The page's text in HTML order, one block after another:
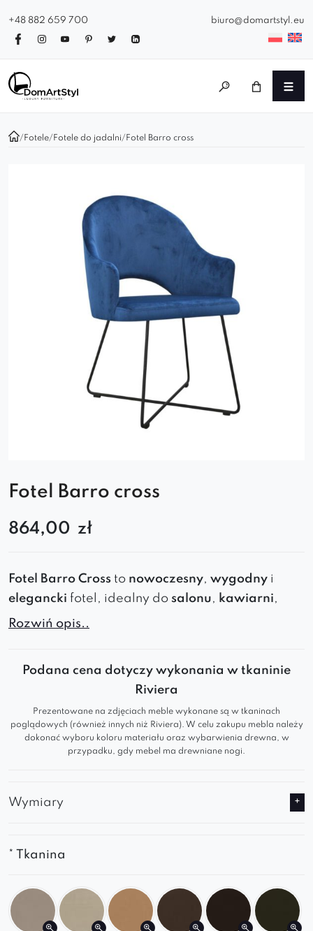
+48 882 659 700 biuro@domartstyl.eu
/ Fotele/ Fotele do jadalni/ Fotel Barro cross
Fotel Barro cross
864,00 zł
Fotel Barro Cross to nowoczesny, wygodny i
elegancki fotel , idealny do salonu, kawiarni,
jadalni
i biura
Jest idealnym wyborem dla osób, które cenią
swoim otoczeniu.
Model z subtelnym wycięciem w oparciu
został zaprojektowany z myślą o zachowaniu
dodatkową przestrzeń dla określonych
wyprofilowane tak, aby
użytkownika.
Dzięki
piance wysokoelastycznej
mebel
zapewnia przyjemne wsparcie dla ciała, co
Rozwiń opis..
Podana cena dotyczy wykonania w tkaninie
Riviera
Prezentowane na zdjęciach meble wykonane są w tkaninach
poglądowych (również innych niż Riviera). W celu zakupu mebla należy
dokonać wyboru koloru materiału oraz wybarwienia drewna, w
przypadku, gdy mebel ma drewniane nogi.
Wymiary
* Tkanina